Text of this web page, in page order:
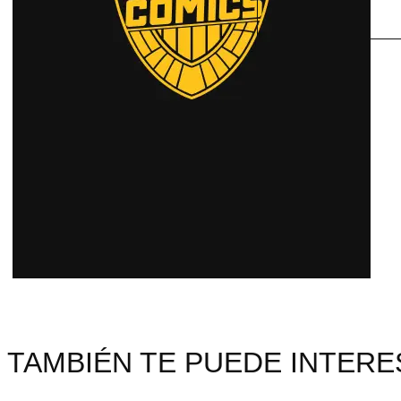
TAMBIÉN TE PUEDE